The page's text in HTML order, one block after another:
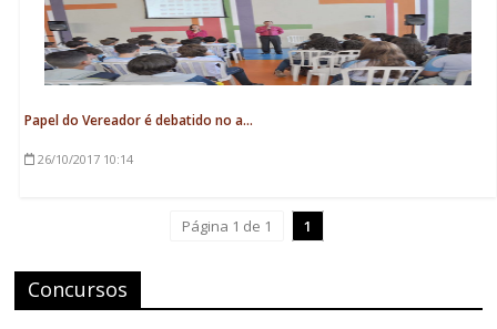
Papel do Vereador é debatido no a...
26/10/2017 10:14
Página 1 de 1 1
Concursos